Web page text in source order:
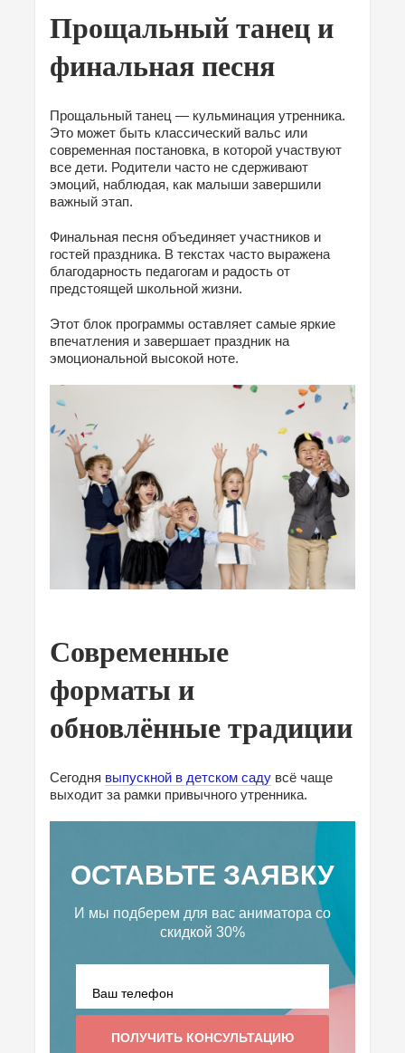
Прощальный танец и
финальная песня
Прощальный танец — кульминация утренника.
Это может быть классический вальс или
современная постановка, в которой участвуют
все дети. Родители часто не сдерживают
эмоций, наблюдая, как малыши завершили
важный этап.
Финальная песня объединяет участников и
гостей праздника. В текстах часто выражена
благодарность педагогам и радость от
предстоящей школьной жизни.
Этот блок программы оставляет самые яркие
впечатления и завершает праздник на
эмоциональной высокой ноте.
Современные
форматы и
обновлённые традиции
Сегодня выпускной в детском саду всё чаще
выходит за рамки привычного утренника.
ОСТАВЬТЕ ЗАЯВКУ
И мы подберем для вас аниматора со
скидкой 30%